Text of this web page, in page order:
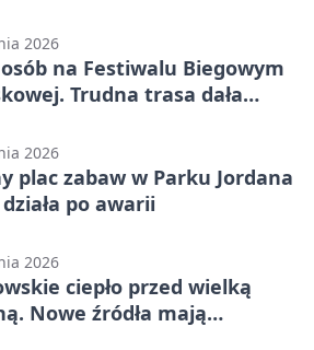
4 (Grupa IV)
2026
na Festiwalu Biegowym
Trudna trasa dała
2026
plac zabaw w Parku Jordana
po awarii
2026
ciepło przed wielką
Nowe źródła mają